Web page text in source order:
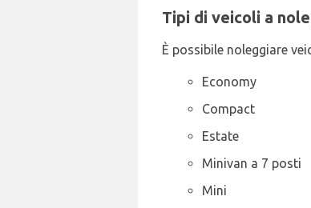
Tipi di veicoli a
È possibile noleggiare
Economy
Compact
Estate
Minivan a 7 posti
Mini